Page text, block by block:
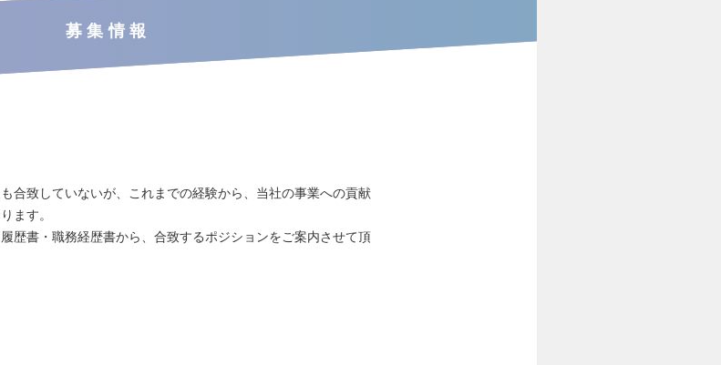
募集情報
合致していないが、これまでの経験から、当社の事業への貢献
ます。
歴書・職務経歴書から、合致するポジションをご案内させて頂